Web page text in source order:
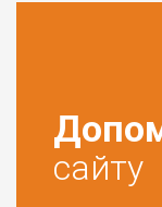
сайту